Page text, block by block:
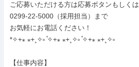
ご応募いただける方は応募ボタンもしくは
0299-22-5000（採用担当）まで
お気軽にお電話ください！
*✧+⁎ ⁎+˳✧༚ ̊✧+⁎ ⁎+˳✧༚ ̊✧+⁎ ⁎+˳✧༚
【仕事内容】